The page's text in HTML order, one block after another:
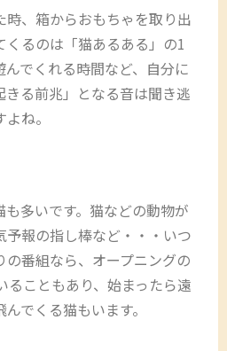
時、箱からおもちゃを取り出
くるのは「猫あるある」の1
でくれる時間など、自分に
きる前兆」となる音は聞き逃
ね。
多いです。猫などの動物が
予報の指し棒など・・・いつ
の番組なら、オープニングの
ることもあり、始まったら遠
でくる猫もいます。